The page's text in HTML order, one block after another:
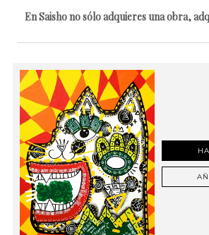
En Saisho no sólo adquieres una obra,